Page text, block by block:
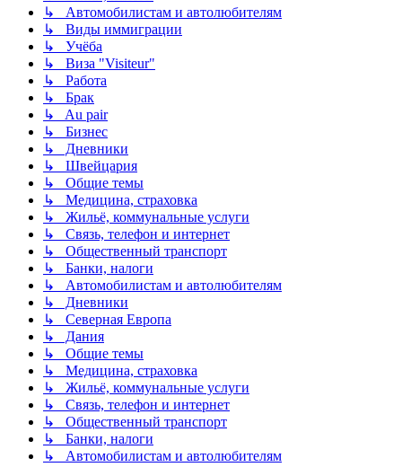
↳ Автомобилистам и автолюбителям
↳ Виды иммиграции
↳ Учёба
↳ Виза "Visiteur"
↳ Работа
↳ Брак
↳ Au pair
↳ Бизнес
↳ Дневники
↳ Швейцария
↳ Общие темы
↳ Медицина, страховка
↳ Жильё, коммунальные услуги
↳ Связь, телефон и интернет
↳ Общественный транспорт
↳ Банки, налоги
↳ Автомобилистам и автолюбителям
↳ Дневники
↳ Северная Европа
↳ Дания
↳ Общие темы
↳ Медицина, страховка
↳ Жильё, коммунальные услуги
↳ Связь, телефон и интернет
↳ Общественный транспорт
↳ Банки, налоги
↳ Автомобилистам и автолюбителям